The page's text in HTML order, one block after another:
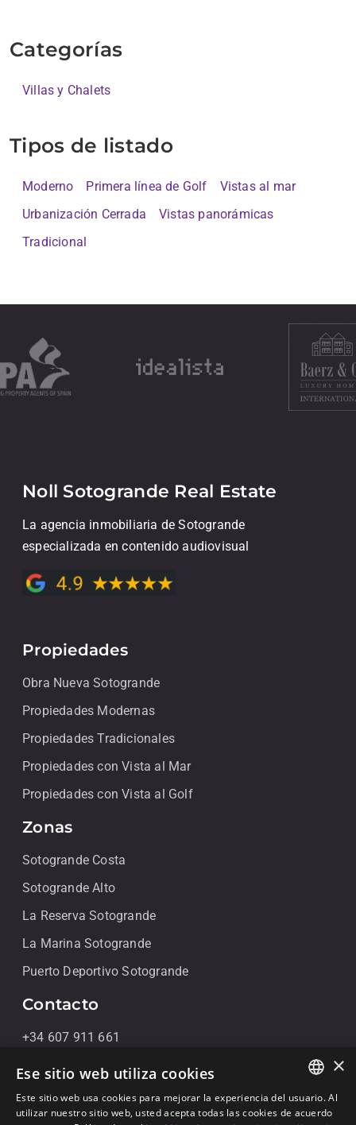
Categorías
Villas y Chalets
Tipos de listado
Moderno Primera línea de Golf
Vistas al mar
Urbanización Cerrada
Vistas panorámicas
Tradicional
Noll Sotogrande Real Estate
La agencia inmobiliaria de Sotogrande
especializada en contenido audiovisual
Propiedades
Obra Nueva Sotogrande
Propiedades Modernas
Propiedades Tradicionales
Propiedades con Vista al Mar
Propiedades con Vista al Golf
Zonas
Sotogrande Costa
Sotogrande Alto
La Reserva Sotogrande
La Marina Sotogrande
Puerto Deportivo Sotogrande
Contacto
+34 607 911 661
+34 856 091 709
info@noll-sotogrande.com
Contáctanos
ENGLISH
×
Ese sitio web utiliza cookies
Este sitio web usa cookies para mejorar la experiencia del usuario. Al
utilizar nuestro sitio web, usted acepta todas las cookies de acuerdo